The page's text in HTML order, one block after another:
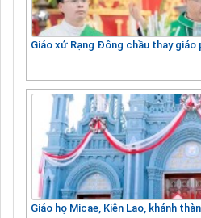
Giáo xứ Rạng Đông chầu thay giáo
Giáo họ Micae, Kiên Lao, khánh